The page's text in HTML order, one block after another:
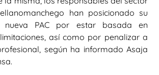
han posicionado su
PAC por estar basada en
así como por penalizar a
según ha informado Asaja